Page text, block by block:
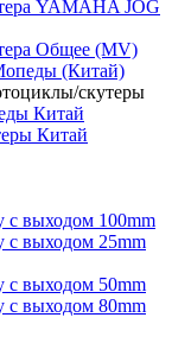
YAMAHA JOG
Общее (MV)
(Китай)
скутеры
Китай
Китай
с выходом 100mm
с выходом 25mm
с выходом 50mm
с выходом 80mm